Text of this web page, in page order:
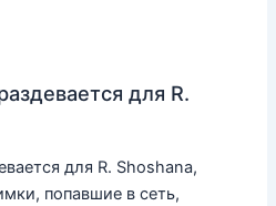
для R.
для R. Shoshana,
попавшие в сеть,